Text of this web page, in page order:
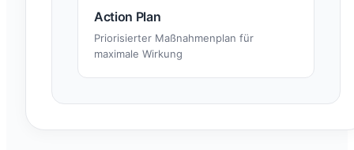
Action Plan
Priorisierter Maßnahmenplan für
maximale Wirkung